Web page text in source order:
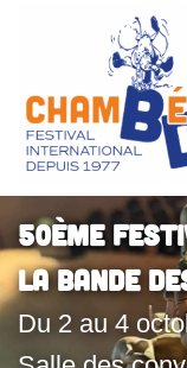
au
contenu
50ème
la Bande
Du 2 au 4